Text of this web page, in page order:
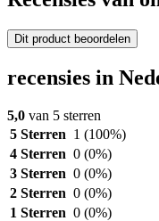
Dit product beoordelen
recensies in
5,0 van 5 sterren
5 Sterren 1 (100%)
4 Sterren 0 (0%)
3 Sterren 0 (0%)
2 Sterren 0 (0%)
1 Sterren 0 (0%)